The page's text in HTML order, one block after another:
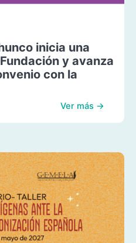
inicia una
y avanza
con la
Ver más →